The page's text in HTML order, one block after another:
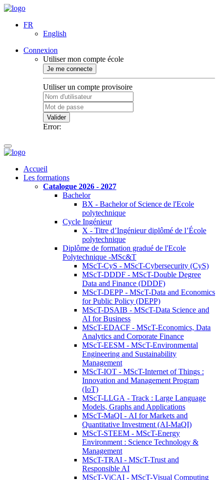
FR
English
Connexion
Utiliser mon compte école
Je me connecte
Utiliser un compte provisoire
Valider
Error:
Accueil
Les formations
Catalogue 2026 - 2027
Bachelor
BX - Bachelor of Science de l'Ecole
polytechnique
Cycle Ingénieur
X - Titre d’Ingénieur diplômé de l’École
polytechnique
Diplôme de formation gradué de l'Ecole
Polytechnique -MSc&T
MScT-CyS - MScT-Cybersecurity (CyS)
MScT-DDDF - MScT-Double Degree
Data and Finance (DDDF)
MScT-DEPP - MScT-Data and Economics
for Public Policy (DEPP)
MScT-DSAIB - MScT-Data Science and
AI for Business
MScT-EDACF - MScT-Economics, Data
Analytics and Corporate Finance
MScT-EESM - MScT-Environmental
Engineering and Sustainability
Management
MScT-IOT - MScT-Internet of Things :
Innovation and Management Program
(IoT)
MScT-LLGA - Track : Large Language
Models, Graphs and Applications
MScT-MaQI - AI for Markets and
Quantitative Investment (AI-MaQI)
MScT-STEEM - MScT-Energy
Environment : Science Technology &
Management
MScT-TRAI - MScT-Trust and
Responsible AI
MScT-ViCAI - MScT-Visual Computing